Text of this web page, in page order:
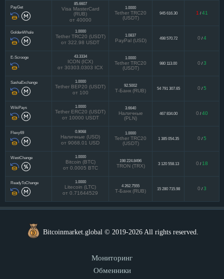
PayGet
85.6607
Visa MasterCard
(RUB)
от 40000
1.0000
Tether TRC20
(USDT)
945 616.30 1 / 41
GoldenWhale 1.0000
Tether TRC20 (USDT)
от 322.98 USDT
1.0837
PayPal (USD) 498 570.72 0 / 4
E-Scrooge 43.3334
ICON (ICX)
от 30303.0303 ICX
1.0000
Tether TRC20
(USDT)
980 113.00 0 / 3
SashaExchange 1.0000
Tether BEP20 (USDT)
от 100
92.5002
Т-Банк (RUB) 54 791 307.65 0 / 5
WikiPays 1.0000
Tether ERC20 (USDT)
от 10000 USDT
3.6640
Наличные
(PLN)
467 834.00 0 / 40
Flexy69 0.9068
Наличные (USD)
от 9068.01 USD
1.0000
Tether TRC20
(USDT)
1 385 054.35 0 / 5
WestChange 1.0000
Bitcoin (BTC)
от 0.0005 BTC
198 224.8496
TRON (TRX) 3 120 558.13 0 / 18
ReadyToChange 1.0000
Litecoin (LTC)
от 0.71644529
4 262.7555
Т-Банк (RUB) 15 280 715.98 0 / 3
Bitcoinmarket.global © 2019-2026 All rights reserved.
Мониторинг
Обменники